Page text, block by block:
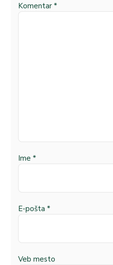
Komentar *
Ime *
E-pošta *
Veb mesto